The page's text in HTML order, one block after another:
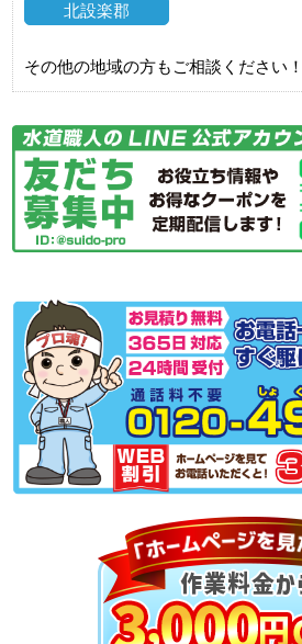
北設楽郡
その他の地域の方もご相談ください！